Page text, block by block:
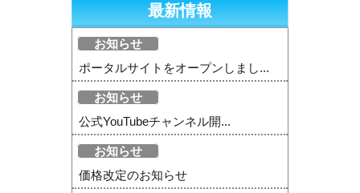
最新情報
お知らせ
ポータルサイトをオープンしまし...
お知らせ
公式YouTubeチャンネル開...
お知らせ
価格改定のお知らせ